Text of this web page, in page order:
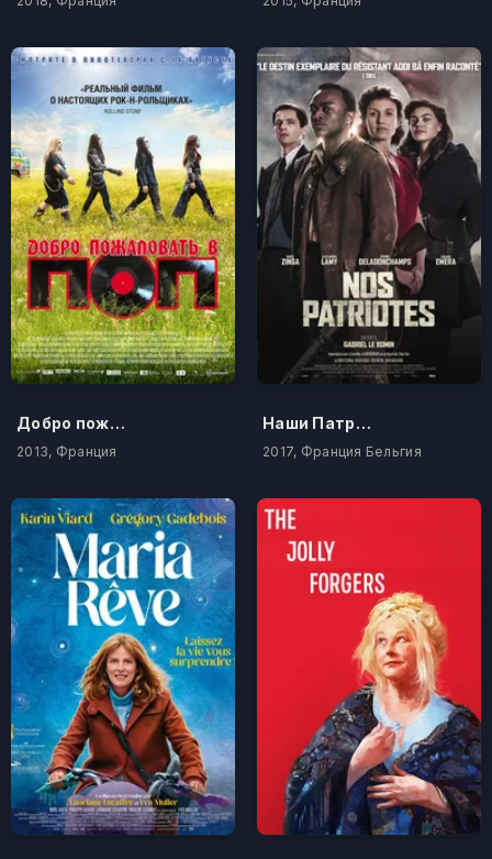
Добро пожаловать в ПОП
2013, Франция
Наши Патриоты
2017, Франция Бельгия